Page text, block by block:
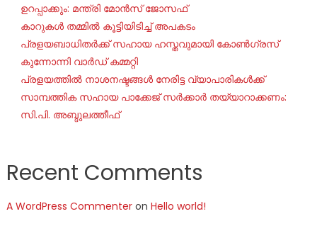
ഉറപ്പാക്കും: മന്ത്രി മോന്‍സ് ജോസഫ്
കാറുകൾ തമ്മിൽ കൂട്ടിയിടിച്ച് അപകടം
പ്രളയബാധിതർക്ക് സഹായ ഹസ്തവുമായി കോൺഗ്രസ്
കുന്നോന്നി വാർഡ് കമ്മറ്റി
പ്രളയത്തിൽ നാശനഷ്ടങ്ങൾ നേരിട്ട വ്യാപാരികൾക്ക്
സാമ്പത്തിക സഹായ പാക്കേജ് സർക്കാർ തയ്യാറാക്കണം:
സി.പി. അബ്ദുലത്തീഫ്
Recent Comments
A WordPress Commenteron Hello world!